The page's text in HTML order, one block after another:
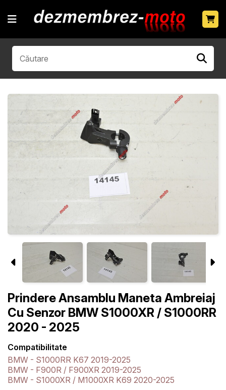
Prindere Ansamblu Maneta Ambreiaj
Cu Senzor BMW S1000XR / S1000RR
2020 - 2025
Compatibilitate
BMW - S1000RR K67 2019-2025
BMW - F900R / F900XR 2019-2025
BMW - S1000XR / M1000XR K69 2020-2025